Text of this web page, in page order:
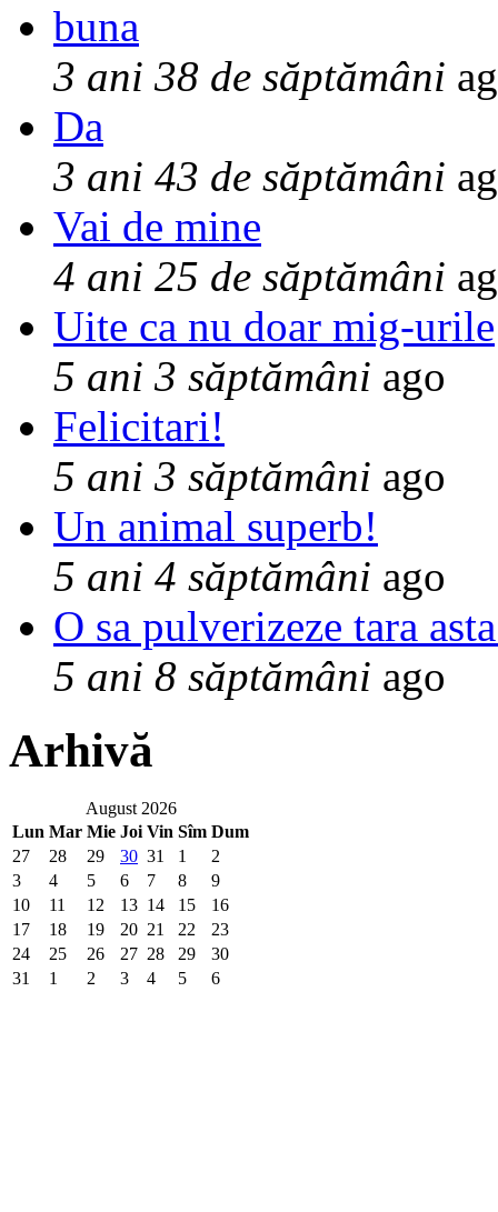
buna
3 ani 38 de săptămâni
Da
3 ani 43 de săptămâni
Vai de mine
4 ani 25 de săptămâni
Uite ca nu doar mig-urile
5 ani 3 săptămâni ago
Felicitari!
5 ani 3 săptămâni ago
Un animal superb!
5 ani 4 săptămâni ago
O sa pulverizeze tara
5 ani 8 săptămâni ago
Arhivă
August 2026
Lun Mar Mie Joi Vin Sîm Dum
27
28 29 30 31 1
2
3
4 5 6 7 8
9
10
11 12 13 14 15
16
17
18 19 20 21 22
23
24
25 26 27 28 29
30
31
1 2 3 4 5 6